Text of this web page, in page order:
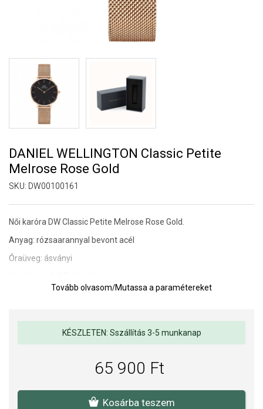
DANIEL WELLINGTON Classic Petite
Melrose Rose Gold
SKU: DW00100161
Női karóra DW Classic Petite Melrose Rose Gold.
Anyag: rózsaarannyal bevont acél
Óraüveg: ásványi
Óramű: Kvarc analóg
lehet benne, hogy eredeti karórát vásárol, a komplett márkás
Tovább olvasom/Mutassa a paramétereket
KÉSZLETEN: Sszállítás 3-5 munkanap
65 900 Ft
Kosárba teszem